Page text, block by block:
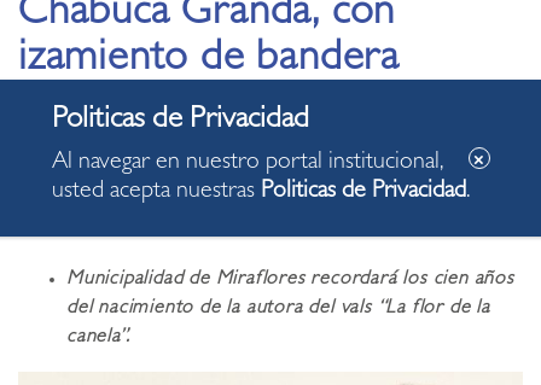
Chabuca Granda, con
izamiento de bandera
y exposición
fotográfica
Municipalidad de Miraflores recordará los cien años
del nacimiento de la autora del vals “La flor de la
canela”.
Al navegar en nuestro portal institucional,
usted acepta nuestras Politicas de Privacidad.